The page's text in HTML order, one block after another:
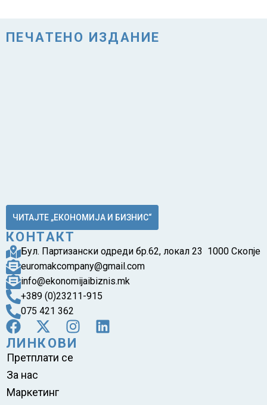
ПЕЧАТЕНО ИЗДАНИЕ
ЧИТАЈТЕ „ЕКОНОМИЈА И БИЗНИС“
КОНТАКТ
Бул. Партизански одреди бр.62, локал 23 1000 Скопје
euromakcompany@gmail.com
info@ekonomijaibiznis.mk
+389 (0)23211-915
075 421 362
ЛИНКОВИ
Претплати се
За нас
Маркетинг